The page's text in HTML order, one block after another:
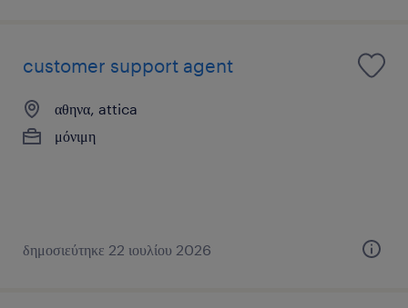
customer support agent
αθηνα, attica
μόνιμη
δημοσιεύτηκε 22 ιουλίου 2026